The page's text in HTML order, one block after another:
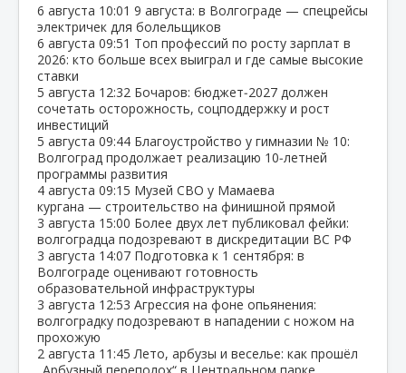
6 августа 10:01 9 августа: в Волгограде — спецрейсы
электричек для болельщиков
6 августа 09:51 Топ профессий по росту зарплат в
2026: кто больше всех выиграл и где самые высокие
ставки
5 августа 12:32 Бочаров: бюджет‑2027 должен
сочетать осторожность, соцподдержку и рост
инвестиций
5 августа 09:44 Благоустройство у гимназии № 10:
Волгоград продолжает реализацию 10‑летней
программы развития
4 августа 09:15 Музей СВО у Мамаева
кургана — строительство на финишной прямой
3 августа 15:00 Более двух лет публиковал фейки:
волгоградца подозревают в дискредитации ВС РФ
3 августа 14:07 Подготовка к 1 сентября: в
Волгограде оценивают готовность
образовательной инфраструктуры
3 августа 12:53 Агрессия на фоне опьянения:
волгоградку подозревают в нападении с ножом на
прохожую
2 августа 11:45 Лето, арбузы и веселье: как прошёл